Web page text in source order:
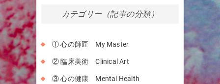
カテゴリー（記事の分類）
① 心の師匠 My Master
② 臨床美術 Clinical Art
③ 心の健康 Mental Health